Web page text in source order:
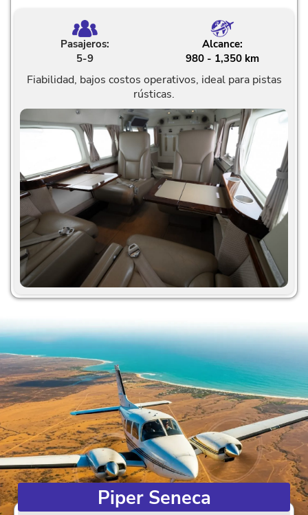
Pasajeros:
5-9
Alcance:
980 - 1,350 km
Fiabilidad, bajos costos operativos, ideal para pistas
rústicas.
Piper Seneca